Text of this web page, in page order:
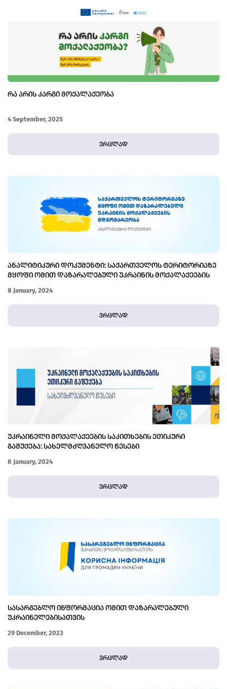
ᲠᲐ ᲐᲠᲘᲡ ᲙᲐᲠᲒᲘ ᲛᲝᲥᲐᲚᲐᲥᲔᲝᲑᲐ
4 September, 2025
ვრცლად
ᲐᲜᲐᲚᲘᲢᲘᲙᲣᲠᲘ ᲓᲝᲙᲣᲛᲔᲜᲢᲘ: ᲡᲐᲥᲐᲠᲗᲕᲔᲚᲝᲡ ᲢᲔᲠᲘᲢᲝᲠᲘᲐᲖᲔ
ᲛᲧᲝᲤᲘ ᲝᲛᲘᲗ ᲓᲐᲖᲐᲠᲐᲚᲔᲑᲣᲚᲘ ᲣᲙᲠᲐᲘᲜᲘᲡ ᲛᲝᲥᲐᲚᲐᲥᲔᲔᲑᲘᲡ
8 January, 2024
ვრცლად
ᲣᲙᲠᲐᲘᲜᲔᲚᲘ ᲛᲝᲥᲐᲚᲐᲥᲔᲔᲑᲘᲡ ᲡᲐᲙᲘᲗᲮᲔᲑᲘᲡ ᲔᲗᲘᲙᲣᲠᲘ
ᲒᲐᲨᲣᲥᲔᲑᲐ: ᲡᲐᲮᲔᲚᲛᲫᲦᲕᲐᲜᲔᲚᲝ ᲬᲔᲡᲔᲑᲘ
8 January, 2024
ვრცლად
ᲡᲐᲡᲐᲠᲒᲔᲑᲚᲝ ᲘᲜᲤᲝᲠᲛᲐᲪᲘᲐ ᲝᲛᲘᲗ ᲓᲐᲖᲐᲠᲐᲚᲔᲑᲣᲚᲘ
ᲣᲙᲠᲐᲘᲜᲔᲚᲔᲑᲘᲡᲐᲗᲕᲘᲡ
29 December, 2023
ვრცლად